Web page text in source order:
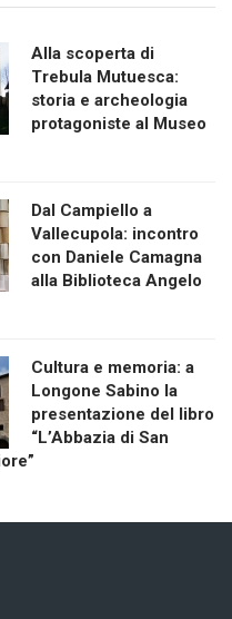
Alla scoperta di
Trebula Mutuesca:
storia e archeologia
protagoniste al Museo
Dal Campiello a
Vallecupola: incontro
con Daniele Camagna
alla Biblioteca Angelo
Cultura e memoria: a
Longone Sabino la
presentazione del libro
“L’Abbazia di San